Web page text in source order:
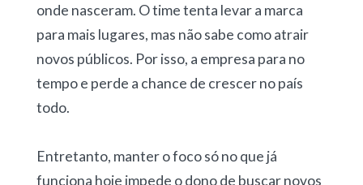
onde nasceram. O time tenta levar a marca
para mais lugares, mas não sabe como atrair
novos públicos. Por isso, a empresa para no
tempo e perde a chance de crescer no país
todo.
Entretanto, manter o foco só no que já
funciona hoje impede o dono de buscar novos